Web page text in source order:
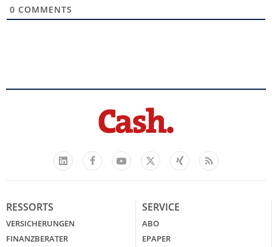
0 COMMENTS
LinkedIn
FacebookYouTube
X
Xing Feed
RESSORTS
VERSICHERUNGEN
FINANZBERATER
SERVICE
ABO
EPAPER